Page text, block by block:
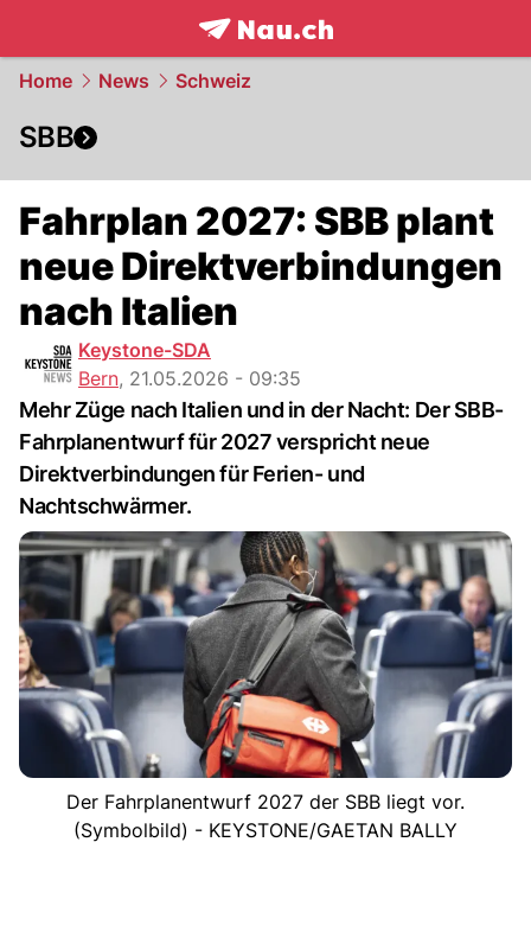
frontpage.NAU.ch
Home News Schweiz
SBB
Fahrplan 2027: SBB plant
neue Direktverbindungen
nach Italien
Keystone-SDA
Bern, 21.05.2026 - 09:35
Mehr Züge nach Italien und in der Nacht: Der SBB-
Fahrplanentwurf für 2027 verspricht neue
Direktverbindungen für Ferien- und
Nachtschwärmer.
Der Fahrplanentwurf 2027 der SBB liegt vor.
(Symbolbild) - KEYSTONE/GAETAN BALLY